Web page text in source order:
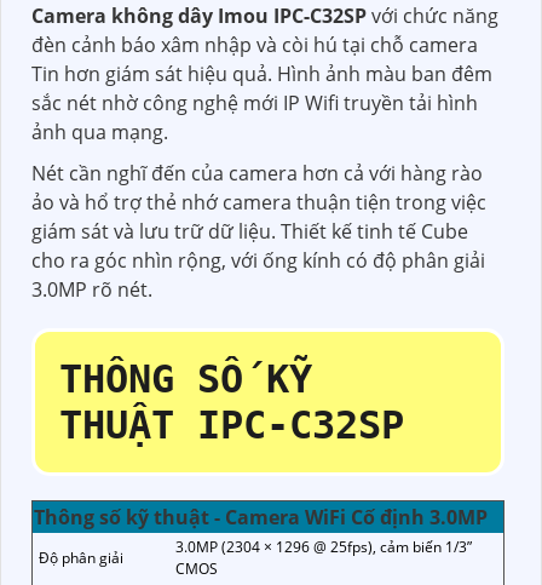
Camera không dây Imou IPC-C32SPvới chức năng
đèn cảnh báo xâm nhập và còi hú tại chỗ camera
Tin hơn giám sát hiệu quả. Hình ảnh màu ban đêm
sắc nét nhờ công nghệ mới IP Wifi truyền tải hình
ảnh qua mạng.
Nét cần nghĩ đến của camera hơn cả với hàng rào
ảo và hổ trợ thẻ nhớ camera thuận tiện trong việc
giám sát và lưu trữ dữ liệu. Thiết kế tinh tế Cube
cho ra góc nhìn rộng, với ống kính có độ phân giải
3.0MP rõ nét.
THÔNG SỐ KỸ
THUẬT IPC-C32SP
Thông số kỹ thuật - Camera WiFi Cố định 3.0MP
Độ phân giải
3.0MP (2304 × 1296 @ 25fps), cảm biến 1/3”
CMOS